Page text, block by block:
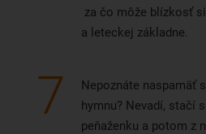
za čo môže blízkosť
a leteckej základne.
7
Nepoznáte naspamäť
hymnu? Nevadí, stačí
peňaženku a potom z